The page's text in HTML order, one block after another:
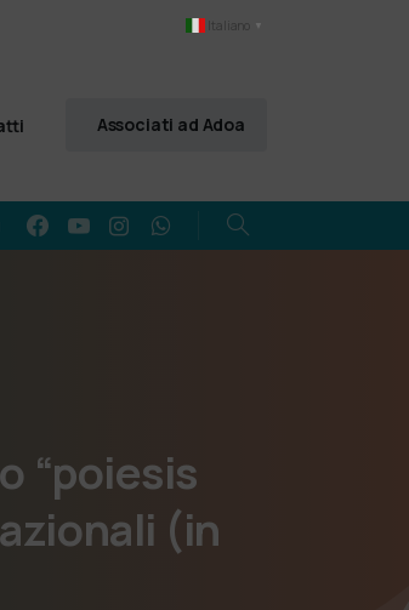
Italiano ▼
Associati ad Adoa
“poiesis
(in